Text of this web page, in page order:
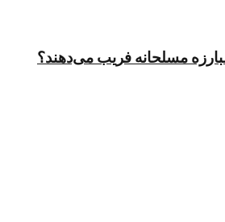
مسلحانه فریب می‌دهند؟